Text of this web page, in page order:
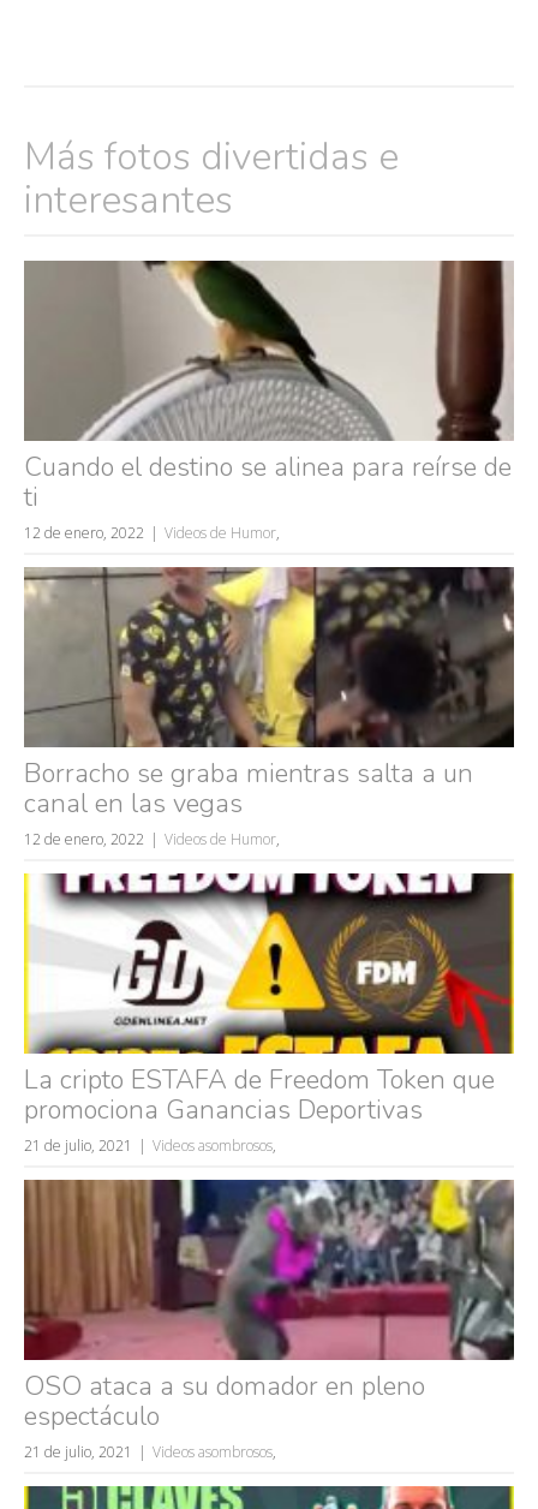
Búsquedas populares
mujeres guapas
volver a nacer
accidentes
wtf
rusos
caídas
fails
Más fotos divertidas e
interesantes
Cuando el destino se alinea para reírse de
ti
12 de enero, 2022 Videos de Humor,
Borracho se graba mientras salta a un
canal en las vegas
12 de enero, 2022 Videos de Humor,
La cripto ESTAFA de Freedom Token que
promociona Ganancias Deportivas
21 de julio, 2021 Videos asombrosos,
OSO ataca a su domador en pleno
espectáculo
21 de julio, 2021 Videos asombrosos,